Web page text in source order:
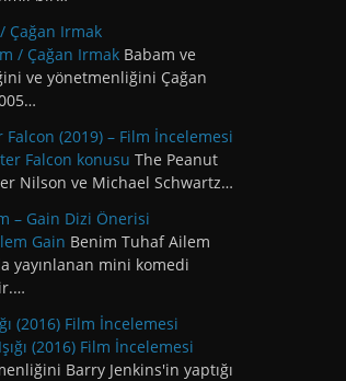
Çağan Irmak
Babam ve
ve yönetmenliğini Çağan
(2019) – Film İncelemesi
The Peanut
Nilson ve Michael Schwartz…
– Gain Dizi Önerisi
Benim Tuhaf Ailem
yayınlanan mini komedi
(2016) Film İncelemesi
Barry Jenkins'in yaptığı